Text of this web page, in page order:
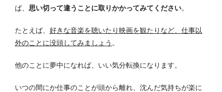
ば、 思い切って違うことに取りかかってみてください。
たとえば、 好きな音楽を聴いたり映画を観たりなど、仕事以
外のことに没頭してみましょう 。
他のことに夢中になれば、いい気分転換になります。
いつの間にか仕事のことが頭から離れ、沈んだ気持ちが楽に